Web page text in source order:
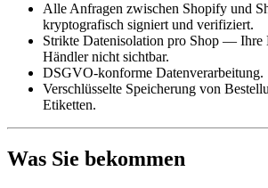
Alle Anfragen zwischen Shopify und
kryptografisch signiert und verifiziert.
Strikte Datenisolation pro Shop — Ihre
Händler nicht sichtbar.
DSGVO-konforme Datenverarbeitung.
Verschlüsselte Speicherung von
Etiketten.
Was Sie bekommen